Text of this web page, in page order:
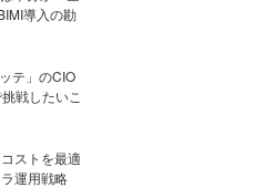
導入の勘
テ」のCIO
戦したいこ
ストを最適
運用戦略